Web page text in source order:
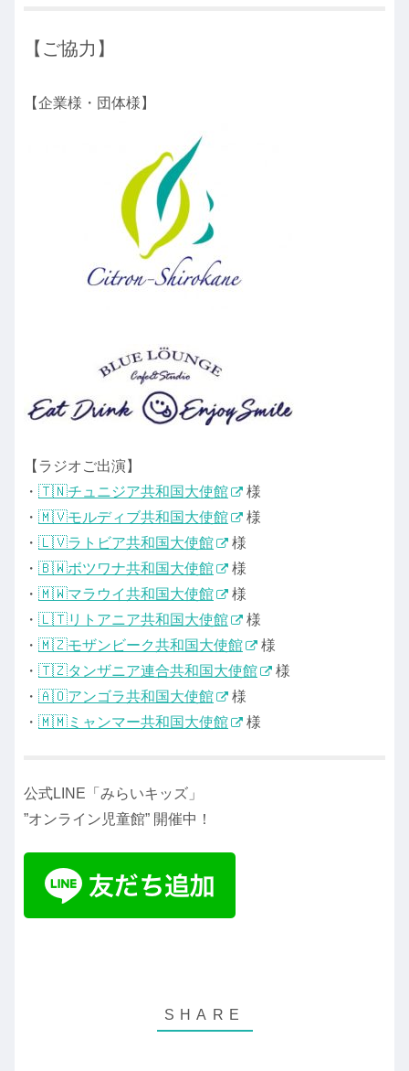
【ご協力】
【企業様・団体様】
【ラジオご出演】
・ 🇹🇳チュニジア共和国大使館
様
・ 🇲🇻モルディブ共和国大使館
様
・ 🇱🇻ラトビア共和国大使館
様
・ 🇧🇼ボツワナ共和国大使館
様
・ 🇲🇼マラウイ共和国大使館
様
・ 🇱🇹リトアニア共和国大使館
様
・ 🇲🇿モザンビーク共和国大使館
様
・ 🇹🇿タンザニア連合共和国大使館
様
・ 🇦🇴アンゴラ共和国大使館
様
・ 🇲🇲ミャンマー共和国大使館 様
公式LINE「みらいキッズ」
”オンライン児童館” 開催中！